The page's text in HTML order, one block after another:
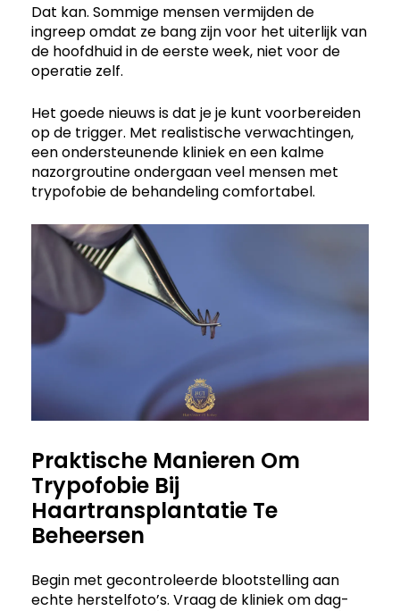
Dat kan. Sommige mensen vermijden de
ingreep omdat ze bang zijn voor het uiterlijk van
de hoofdhuid in de eerste week, niet voor de
operatie zelf.
Het goede nieuws is dat je je kunt voorbereiden
op de trigger. Met realistische verwachtingen,
een ondersteunende kliniek en een kalme
nazorgroutine ondergaan veel mensen met
trypofobie de behandeling comfortabel.
Praktische Manieren Om
Trypofobie Bij
Haartransplantatie Te
Beheersen
Begin met gecontroleerde blootstelling aan
echte herstelfoto’s. Vraag de kliniek om dag-